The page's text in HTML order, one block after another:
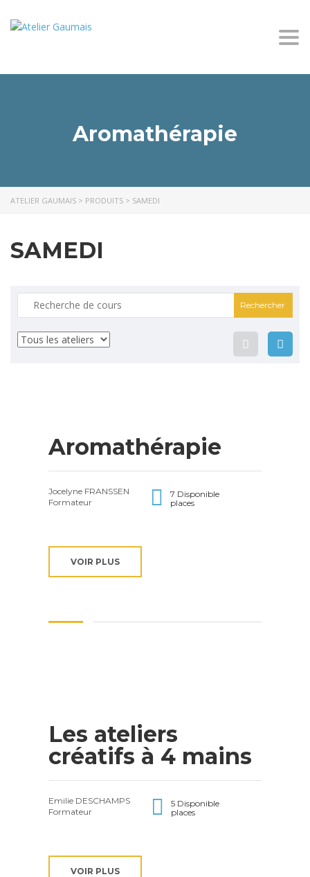
Aromathérapie
ATELIER GAUMAIS > PRODUITS > SAMEDI
SAMEDI
Rechercher
:
Aromathérapie
Jocelyne FRANSSEN
Formateur
7 Disponible
places
VOIR PLUS
Les ateliers
créatifs à 4 mains
Emilie DESCHAMPS
Formateur
5 Disponible
places
VOIR PLUS